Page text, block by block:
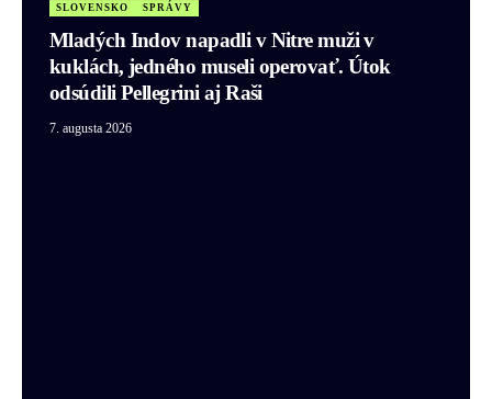
SLOVENSKO SPRÁVY
Mladých Indov napadli v Nitre muži v
kuklách, jedného museli operovať. Útok
odsúdili Pellegrini aj Raši
7. augusta 2026